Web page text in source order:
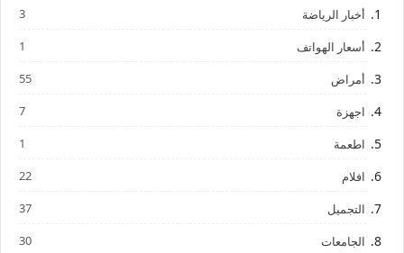
أخبار الرياضة 3
أسعار الهواتف 1
أمراض 55
اجهزة 7
اطعمة 1
افلام 22
التجميل 37
الجامعات 30